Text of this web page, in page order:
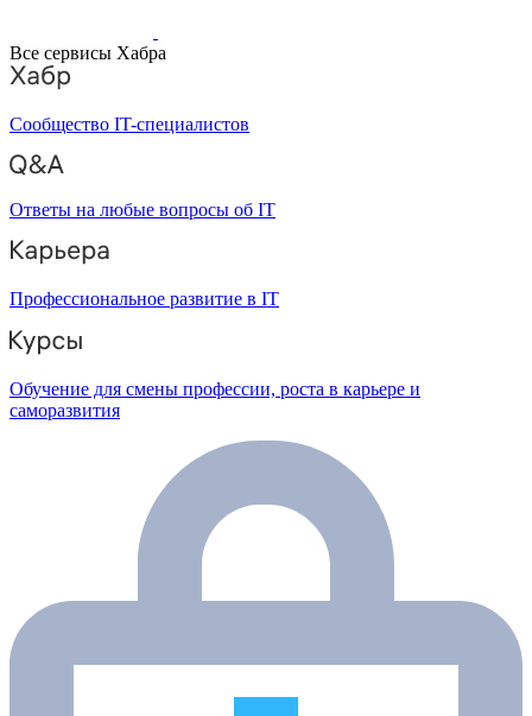
Все сервисы Хабра
Сообщество IT-специалистов
Ответы на любые вопросы об IT
Профессиональное развитие в IT
Обучение для смены профессии, роста в карьере и
саморазвития